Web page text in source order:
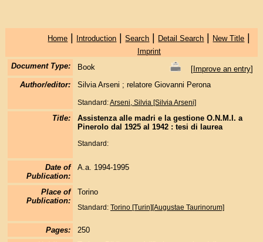
Home | Introduction |Search | Detail Search | New Title |
Imprint
Document Type:
Book [Improve an entry]
Author/editor:
Silvia Arseni ; relatore Giovanni Perona
Standard:Arseni, Silvia [Silvia Arseni]
Title:
Assistenza alle madri e la gestione O.N.M.I. a
Pinerolo dal 1925 al 1942 : tesi di laurea
Standard:
Date of
Publication:
A.a. 1994-1995
Place of
Publication:
Torino
Standard: Torino [Turin][Augustae Taurinorum]
Pages:
250